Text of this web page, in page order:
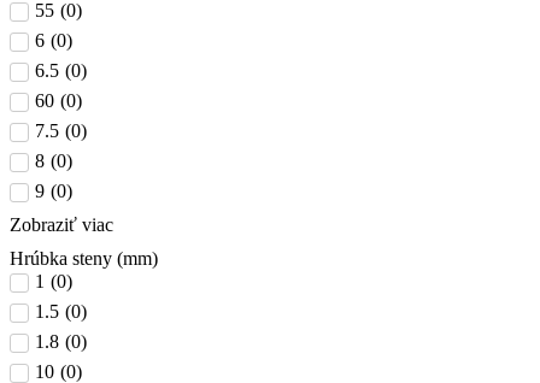
55 (0)
6 (0)
6.5 (0)
60 (0)
7.5 (0)
8 (0)
9 (0)
Zobraziť viac
Hrúbka steny (mm)
1 (0)
1.5 (0)
1.8 (0)
10 (0)